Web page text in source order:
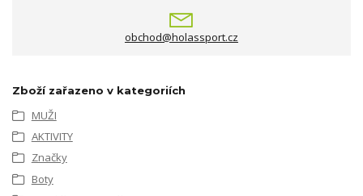
obchod@holassport.cz
Zboží zařazeno v kategoriích
MUŽI
AKTIVITY
Značky
Boty